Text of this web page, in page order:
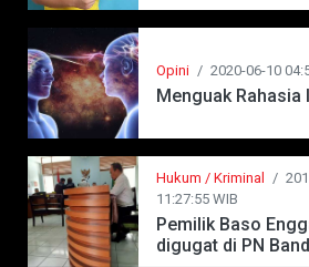
Opini / 2020-06-10
Hukum / Kriminal /
11:27:55 WIB
Pemilik Baso
digugat di PN